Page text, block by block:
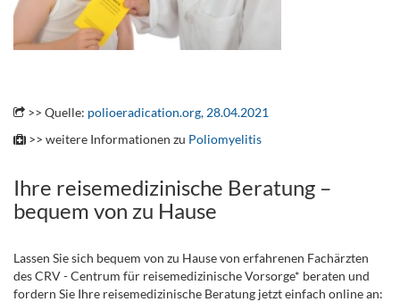
>> Quelle: polioeradication.org, 28.04.2021
>> weitere Informationen zu Poliomyelitis
Ihre reisemedizinische Beratung –
bequem von zu Hause
Lassen Sie sich bequem von zu Hause von erfahrenen Fachärzten
des CRV - Centrum für reisemedizinische Vorsorge* beraten und
fordern Sie Ihre reisemedizinische Beratung jetzt einfach online an: